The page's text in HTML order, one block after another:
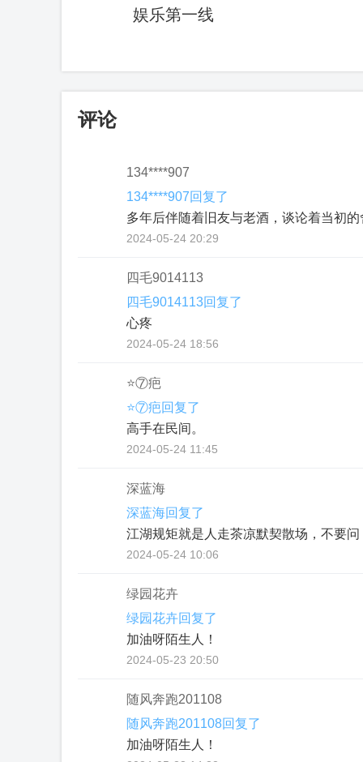
娱乐第一线
评论
134****907
134****907回复了
多年后伴随着旧友与老酒，谈论着当初的
2024-05-24 20:29
四毛9014113
四毛9014113回复了
心疼
2024-05-24 18:56
⭐⑦疤
⭐⑦疤回复了
高手在民间。
2024-05-24 11:45
深蓝海
深蓝海回复了
江湖规矩就是人走茶凉默契散场，不要问
2024-05-24 10:06
绿园花卉
绿园花卉回复了
加油呀陌生人！
2024-05-23 20:50
随风奔跑201108
随风奔跑201108回复了
加油呀陌生人！